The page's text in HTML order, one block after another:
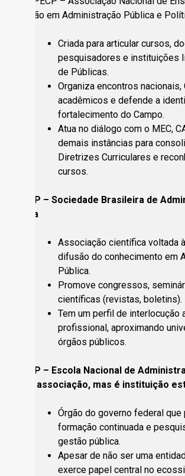
Extensão em Administração Pública e
Criada para articular cursos,
pesquisadores e instituições
de Públicas.
Organiza encontros nacionais,
acadêmicos e defende a
fortalecimento do Campo.
Atua no diálogo com o MEC,
demais instâncias para
Diretrizes Curriculares e
cursos.
2. SBAP – Sociedade Brasileira de
Pública
Associação científica voltada
difusão do conhecimento em
Pública.
Promove congressos,
científicas (revistas, boletins).
Tem um perfil de interlocução
profissional, aproximando
órgãos públicos.
3. ENAP – Escola Nacional de
(não é associação, mas é instituição
Órgão do governo federal que
formação continuada e
gestão pública.
Apesar de não ser uma
exerce papel central no